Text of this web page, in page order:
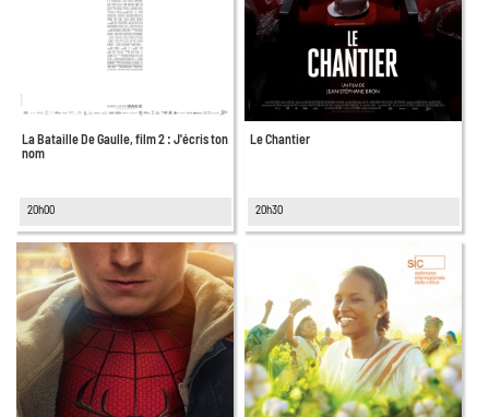
La Bataille De Gaulle, film 2 : J'écris ton
nom
20h00
Le Chantier
20h30